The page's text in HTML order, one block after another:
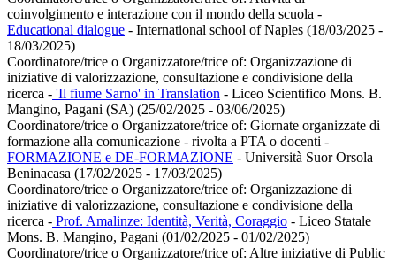
coinvolgimento e interazione con il mondo della scuola -
Educational dialogue - International school of Naples (18/03/2025 -
18/03/2025)
Coordinatore/trice o Organizzatore/trice of: Organizzazione di
iniziative di valorizzazione, consultazione e condivisione della
ricerca - 'Il fiume Sarno' in Translation - Liceo Scientifico Mons. B.
Mangino, Pagani (SA) (25/02/2025 - 03/06/2025)
Coordinatore/trice o Organizzatore/trice of: Giornate organizzate di
formazione alla comunicazione - rivolta a PTA o docenti -
FORMAZIONE e DE-FORMAZIONE - Università Suor Orsola
Beninacasa (17/02/2025 - 17/03/2025)
Coordinatore/trice o Organizzatore/trice of: Organizzazione di
iniziative di valorizzazione, consultazione e condivisione della
ricerca - Prof. Amalinze: Identità, Verità, Coraggio - Liceo Statale
Mons. B. Mangino, Pagani (01/02/2025 - 01/02/2025)
Coordinatore/trice o Organizzatore/trice of: Altre iniziative di Public